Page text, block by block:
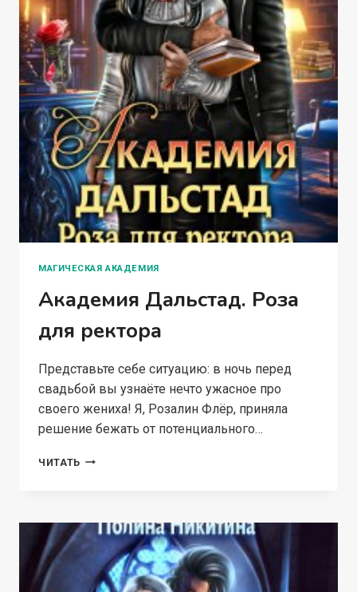
МАГИЧЕСКАЯ АКАДЕМИЯ
Академия Дальстад. Роза
для ректора
Представьте себе ситуацию: в ночь перед
свадьбой вы узнаёте нечто ужасное про
своего жениха! Я, Розалин Флёр, приняла
решение бежать от потенциального…
ЧИТАТЬ АКАДЕМИЯ
РЕКТОРА